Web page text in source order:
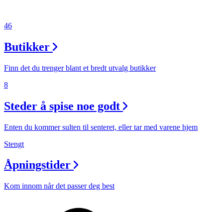
46
Butikker
Finn det du trenger blant et bredt utvalg butikker
8
Steder å spise noe godt
Enten du kommer sulten til senteret, eller tar med varene hjem
Stengt
Åpningstider
Kom innom når det passer deg best